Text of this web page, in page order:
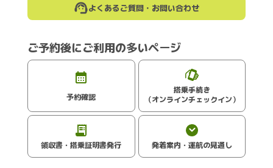
よくあるご質問・お問い合わせ
ご予約後にご利用の多いページ
予約確認
搭乗手続き
（オンラインチェックイン）
領収書・搭乗証明書発行 発着案内・運航の見通し